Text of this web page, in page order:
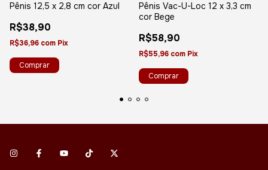
Pênis 12,5 x 2,8 cm cor Azul
R$38,90
R$36,96 com Pix
Pênis Vac-U-Loc 12 x 3,3 cm
cor Bege
R$58,90
R$55,96 com Pix